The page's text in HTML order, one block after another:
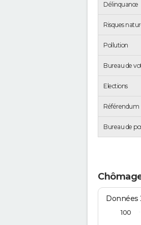
Délinquance
Risques
Pollution
Bureau de
Elections
Référendum
Bureau de
Données
100